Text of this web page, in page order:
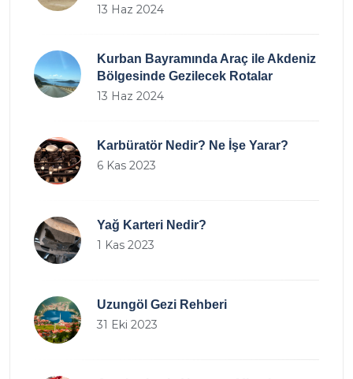
13 Haz 2024
Kurban Bayramında Araç ile Akdeniz
Bölgesinde Gezilecek Rotalar
13 Haz 2024
Karbüratör Nedir? Ne İşe Yarar?
6 Kas 2023
Yağ Karteri Nedir?
1 Kas 2023
Uzungöl Gezi Rehberi
31 Eki 2023